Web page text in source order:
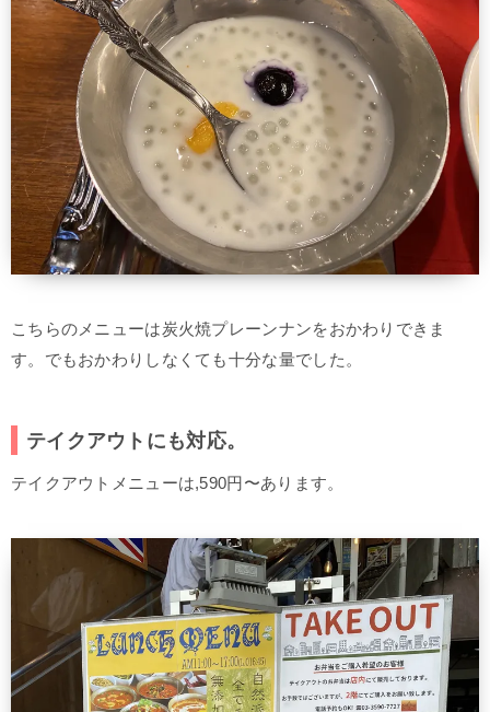
こちらのメニューは炭火焼プレーンナンをおかわりできま
す。でもおかわりしなくても十分な量でした。
テイクアウトにも対応。
テイクアウトメニューは,590円〜あります。